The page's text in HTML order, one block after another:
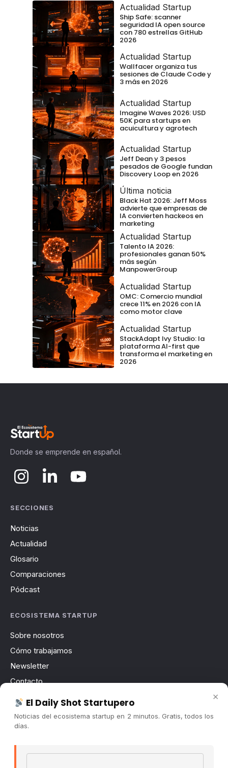
Actualidad Startup
Ship Safe: scanner
seguridad IA open source
con 780 estrellas GitHub
2026
Actualidad Startup
Wallfacer organiza tus
sesiones de Claude Code y
3 más en 2026
Actualidad Startup
Imagine Waves 2026: USD
50K para startups en
acuicultura y agrotech
Actualidad Startup
Jeff Dean y 3 pesos
pesados de Google fundan
Discovery Loop en 2026
Última noticia
Black Hat 2026: Jeff Moss
advierte que empresas de
IA convierten hackeos en
marketing
Actualidad Startup
Talento IA 2026:
profesionales ganan 50%
más según
ManpowerGroup
Actualidad Startup
OMC: Comercio mundial
crece 11% en 2026 con IA
como motor clave
Actualidad Startup
StackAdapt Ivy Studio: la
plataforma AI-first que
transforma el marketing en
2026
Donde se emprende en español.
SECCIONES
Noticias
Actualidad
Glosario
Comparaciones
Pódcast
ECOSISTEMA STARTUP
Sobre nosotros
Cómo trabajamos
Newsletter
Contacto
Publicidad
Convocatorias
×
El Daily Shot Startupero
Noticias del ecosistema startup en 2 minutos. Gratis, todos los
días.